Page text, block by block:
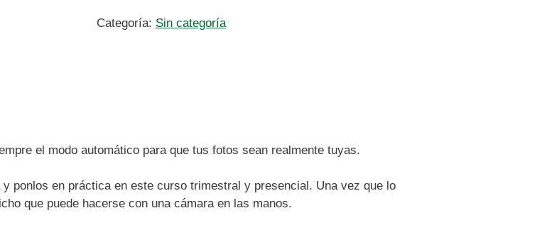
Categoría: Sin categoría
el modo automático para que tus fotos sean realmente tuyas.
ponlos en práctica en este curso trimestral y presencial. Una vez que lo
que puede hacerse con una cámara en las manos.